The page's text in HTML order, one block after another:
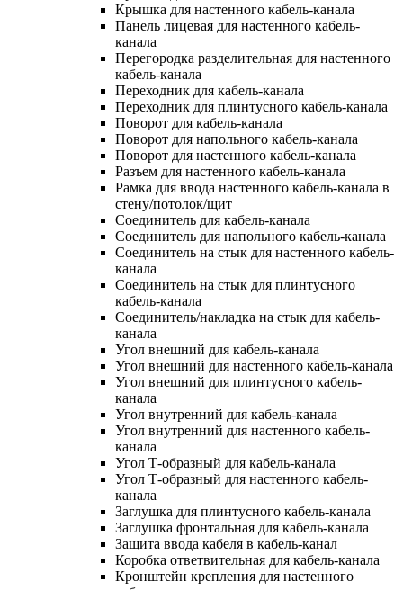
Крышка для настенного кабель-канала
Панель лицевая для настенного кабель-
канала
Перегородка разделительная для настенного
кабель-канала
Переходник для кабель-канала
Переходник для плинтусного кабель-канала
Поворот для кабель-канала
Поворот для напольного кабель-канала
Поворот для настенного кабель-канала
Разъем для настенного кабель-канала
Рамка для ввода настенного кабель-канала в
стену/потолок/щит
Соединитель для кабель-канала
Соединитель для напольного кабель-канала
Соединитель на стык для настенного кабель-
канала
Соединитель на стык для плинтусного
кабель-канала
Соединитель/накладка на стык для кабель-
канала
Угол внешний для кабель-канала
Угол внешний для настенного кабель-канала
Угол внешний для плинтусного кабель-
канала
Угол внутренний для кабель-канала
Угол внутренний для настенного кабель-
канала
Угол Т-образный для кабель-канала
Угол Т-образный для настенного кабель-
канала
Заглушка для плинтусного кабель-канала
Заглушка фронтальная для кабель-канала
Защита ввода кабеля в кабель-канал
Коробка ответвительная для кабель-канала
Кронштейн крепления для настенного